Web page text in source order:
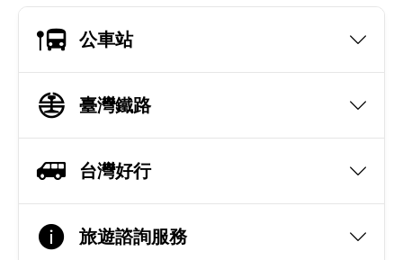
公車站
臺灣鐵路
台灣好行
旅遊諮詢服務